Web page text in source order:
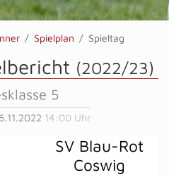
Spielplan Spieltag
(2022/23)
5
14:00 Uhr
SV Blau-Rot
Coswig